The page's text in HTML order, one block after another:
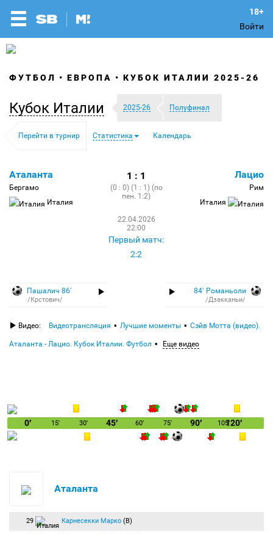
Войти
ФУТБОЛ ЕВРОПА КУБОК ИТАЛИИ 2025-26
Кубок Италии 2025-26 Полуфинал
Перейти в турнир Статистика Календарь
Аталанта
Бергамо
Италия
1 : 1
(0 : 0) (1 : 1) (по
пен. 1:2)
22.04.2026
22:00
Первый матч:
2:2
Лацио
Рим
Италия
Пашалич 86′
/Крстович/
84′ Романьоли
/Дзакканьи/
Видео: Видеотрансляция Лучшие моменты Сэйв Мотта (видео).
Аталанта - Лацио. Кубок Италии. Футбол Еще видео
0′ 15′ 30′ 45′ 60′ 75′ 90′ 105′120′
Аталанта
29 Карнесекки Марко (В)